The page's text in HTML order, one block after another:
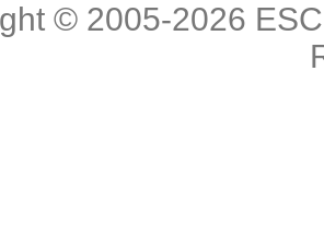
© 2005-2026